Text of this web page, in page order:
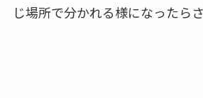
じ場所で分かれる様になったら